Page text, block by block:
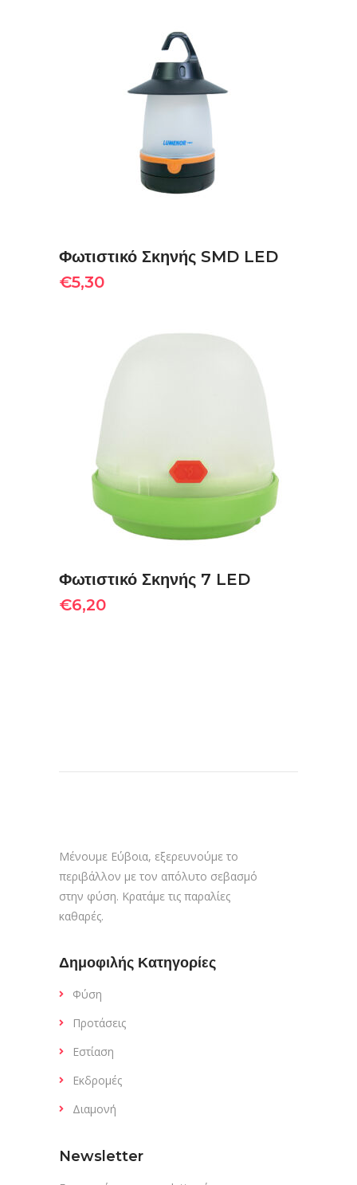
ΠΡΟΣΘΉΚΗ ΣΤΟ ΚΑΛΆΘΙ
Φωτιστικό Σκηνής SMD LED
€5,30
Φωτιστικό Σκηνής 7 LED
€6,20
Μένουμε Εύβοια, εξερευνούμε το
περιβάλλον με τον απόλυτο σεβασμό
στην φύση. Κρατάμε τις παραλίες
καθαρές.
Δημοφιλής Κατηγορίες
Φύση
Προτάσεις
Εστίαση
Εκδρομές
Διαμονή
Newsletter